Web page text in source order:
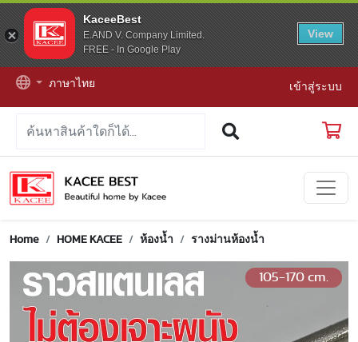
KaceeBest
E.AND V. Company Limited.
FREE - In Google Play
View
ภาษาไทย เข้าสู่ระบบ
Home HOME KACEE ห้องน้ำ รางม่านห้องน้ำ
105-170 cm.